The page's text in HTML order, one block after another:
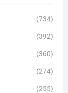
(734)
(392)
(360)
(274)
(255)